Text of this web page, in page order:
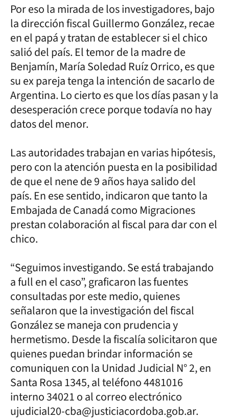
Por eso la mirada de los investigadores, bajo
la dirección fiscal Guillermo González, recae
en el papá y tratan de establecer si el chico
salió del país. El temor de la madre de
Benjamín, María Soledad Ruíz Orrico, es que
su ex pareja tenga la intención de sacarlo de
Argentina. Lo cierto es que los días pasan y la
desesperación crece porque todavía no hay
datos del menor.
Las autoridades trabajan en varias hipótesis,
pero con la atención puesta en la posibilidad
de que el nene de 9 años haya salido del
país. En ese sentido, indicaron que tanto la
Embajada de Canadá como Migraciones
prestan colaboración al fiscal para dar con el
chico.
“Seguimos investigando. Se está trabajando
a full en el caso”, graficaron las fuentes
consultadas por este medio, quienes
señalaron que la investigación del fiscal
González se maneja con prudencia y
hermetismo. Desde la fiscalía solicitaron que
quienes puedan brindar información se
comuniquen con la Unidad Judicial N° 2, en
Santa Rosa 1345, al teléfono 4481016
interno 34021 o al correo electrónico
ujudicial20-cba@justiciacordoba.gob.ar.